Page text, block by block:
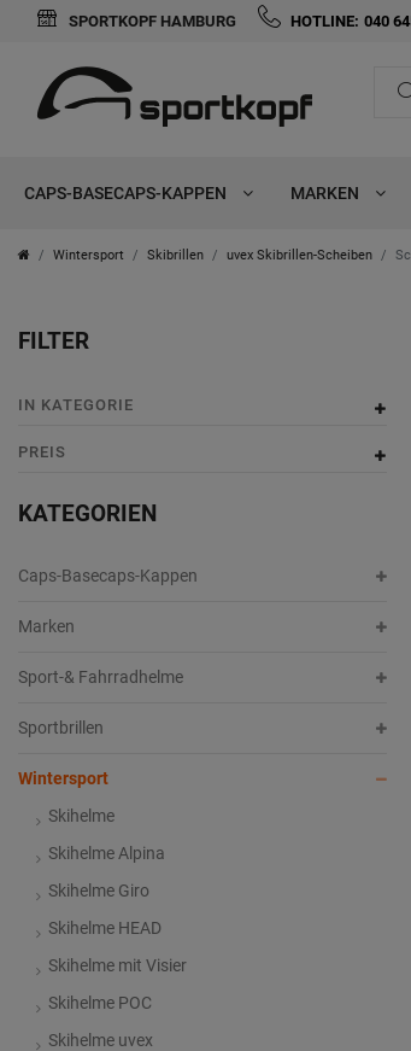
SPORTKOPF HAMBURG HOTLINE: 040
CAPS-BASECAPS-KAPPEN MARKEN
Wintersport Skibrillen uvex Skibrillen-Scheiben
FILTER
IN KATEGORIE
PREIS
KATEGORIEN
Caps-Basecaps-Kappen
Marken
Sport-& Fahrradhelme
Sportbrillen
Wintersport
Skihelme
Skihelme Alpina
Skihelme Giro
Skihelme HEAD
Skihelme mit Visier
Skihelme POC
Skihelme uvex
FILTER
K
e
o
e
r
s